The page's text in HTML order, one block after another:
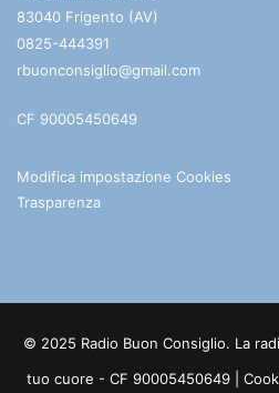
83040 Frigento (AV)
0825-444391
rbuonconsiglio@gmail.com
CF 90005450649
Modifica impostazione Cookies
Trasparenza
© 2025 Radio Buon Consiglio. La
tuo cuore - CF 90005450649 |